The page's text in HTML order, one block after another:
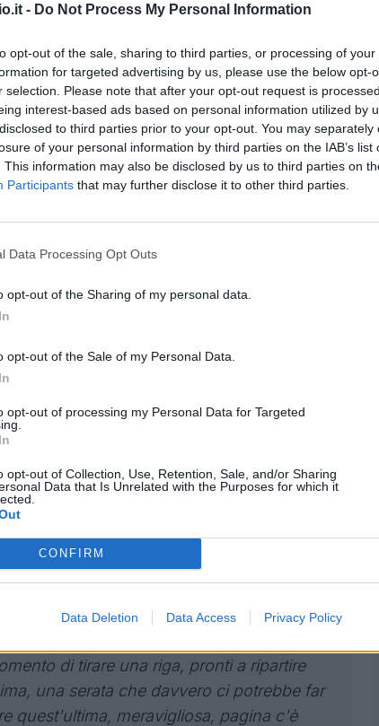
- Do Not Process My Personal Information
opt-out of the sale, sharing to third parties, or processing of
for targeted advertising by us, please use the below opt-
selection. Please note that after your opt-out request is
interest-based ads based on personal information utilized by
to third parties prior to your opt-out. You may separately
of your personal information by third parties on the IAB’s list
This information may also be disclosed by us to third parties on
Participants that may further disclose it to other third parties.
Data Processing Opt Outs
opt-out of the Sharing of my personal data.
opt-out of the Sale of my Personal Data.
opt-out of processing my Personal Data for Targeted
opt-out of Collection, Use, Retention, Sale, and/or Sharing
Data that Is Unrelated with the Purposes for which it
CONFIRM
Data Deletion Data Access Privacy Policy
verso l'ultima gara dell'Empoli
tempo di smaltire le contrastanti emozioni
prima ad un passo dalla vittoria e poco
per il pari. Ho visto una squadra che
cuore oltre l'ostacolo grazie anche alla
mai smesso di incitarci. Resta il grande
la gara ma anche per come questa si è
può apparire come la piazza piccola o
anche scomoda, ma anche noi abbiamo
dobbiamo tutelare. Abbiamo sempre
a ciò che noi potevamo determinare,
sicuri che nell'arco dell'intera
confronti non sarebbe mai venuta meno.
errori, diamo, ma allo stesso
di noi, verso la nostra società e verso
ci seguono.
di tirare una riga, pronti a ripartire
una serata che davvero ci potrebbe far
quest'ultima, meravigliosa, pagina c'è